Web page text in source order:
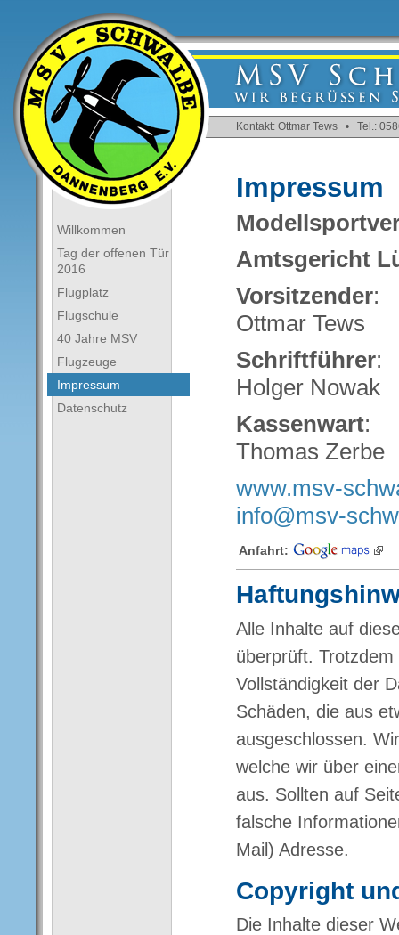
Kontakt: Ottmar Tews • Tel.:
Impressum
Amtsgericht
Vorsitzender:
Ottmar Tews
Schriftführer:
Holger Nowak
Kassenwart:
Thomas Zerbe
www.msv-
info@msv-
Anfahrt:
Alle Inhalte auf
überprüft.
Vollständigkeit der
Schäden, die aus
ausgeschlossen.
welche wir über
aus. Sollten auf
falsche
Mail) Adresse.
Copyright
Die Inhalte dieser
Willkommen
Tag der offenen Tür
2016
Flugplatz
Flugschule
40 Jahre MSV
Flugzeuge
Impressum
Datenschutz